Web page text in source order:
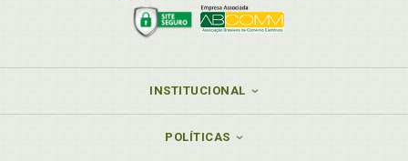
Marcella Alves Mascarenhas Nardelli. Notas sobre a
no processo penal brasileiro à luz das garantias
constitucionais, p. 233
Marcelo Novelino. A influência da opinião pública no
comportamento judicial dos membros do STF, p. 261
INSTITUCIONAL
POLÍTICAS